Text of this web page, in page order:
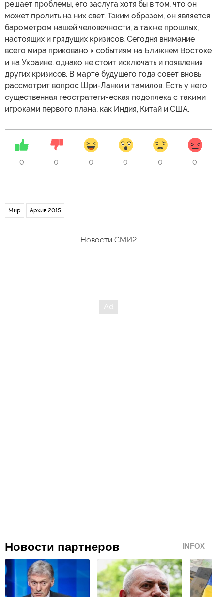
решает проблемы, его заслуга хотя бы в том, что он
может пролить на них свет. Таким образом, он является
барометром нашей человечности, а также прошлых,
настоящих и грядущих кризисов. Сегодня внимание
всего мира приковано к событиям на Ближнем Востоке
и на Украине, однако не стоит исключать и появления
других кризисов. В марте будущего года совет вновь
рассмотрит вопрос Шри-Ланки и тамилов. Есть у него
существенная геостратегическая подоплека с такими
игроками первого плана, как Индия, Китай и США.
0 0 0 0 0 0
Мир Архив 2015
Новости СМИ2
Новости партнеров INFOX